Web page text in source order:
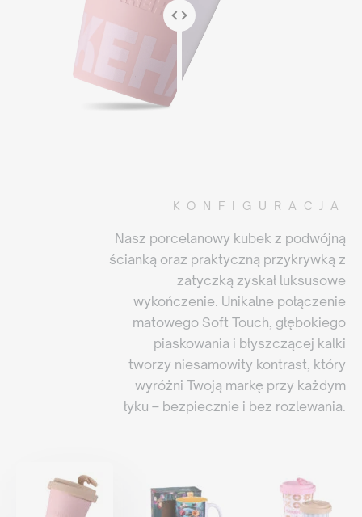
KONFIGURACJA
Nasz porcelanowy kubek z podwójną
ścianką oraz praktyczną przykrywką z
zatyczką zyskał luksusowe
wykończenie. Unikalne połączenie
matowego Soft Touch, głębokiego
piaskowania i błyszczącej kalki
tworzy niesamowity kontrast, który
wyróżni Twoją markę przy każdym
łyku – bezpiecznie i bez rozlewania.